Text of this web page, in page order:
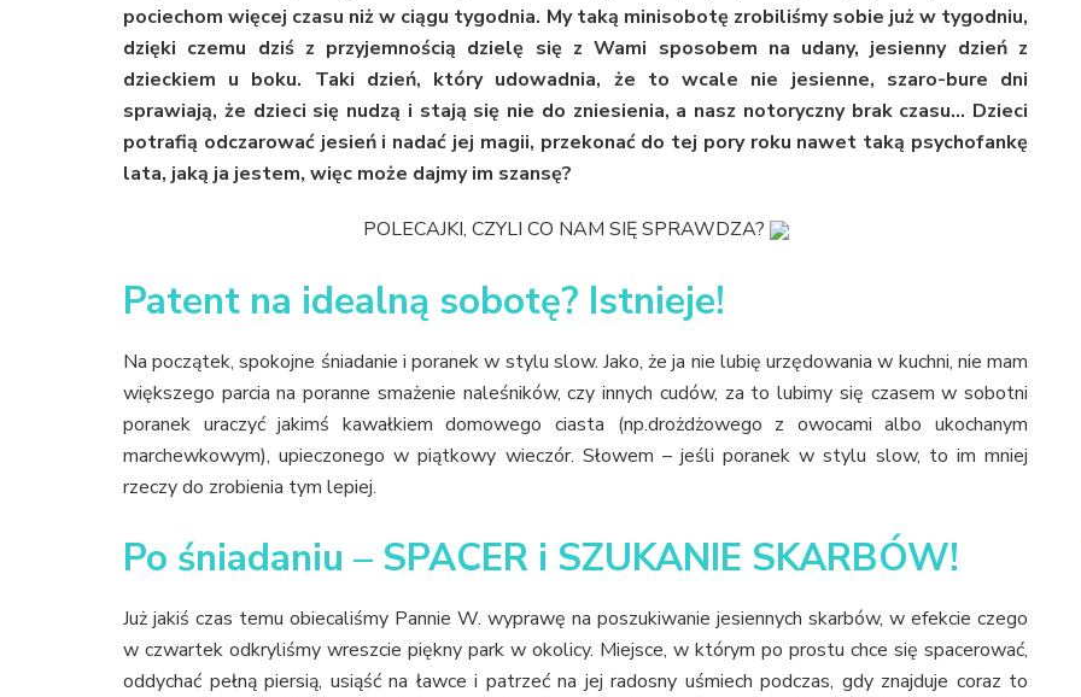
pociechom więcej czasu niż w ciągu tygodnia. My taką minisobotę zrobiliśmy sobie już w tygodniu,
dzięki czemu dziś z przyjemnością dzielę się z Wami sposobem na udany, jesienny dzień z
dzieckiem u boku. Taki dzień, który udowadnia, że to wcale nie jesienne, szaro-bure dni
sprawiają, że dzieci się nudzą i stają się nie do zniesienia, a nasz notoryczny brak czasu… Dzieci
potrafią odczarować jesień i nadać jej magii, przekonać do tej pory roku nawet taką psychofankę
lata, jaką ja jestem, więc może dajmy im szansę?
POLECAJKI, CZYLI CO NAM SIĘ SPRAWDZA?
Patent na idealną sobotę? Istnieje!
Na początek, spokojne śniadanie i poranek w stylu slow. Jako, że ja nie lubię urzędowania w kuchni, nie mam
większego parcia na poranne smażenie naleśników, czy innych cudów, za to lubimy się czasem w sobotni
poranek uraczyć jakimś kawałkiem domowego ciasta (np.drożdżowego z owocami albo ukochanym
marchewkowym), upieczonego w piątkowy wieczór. Słowem – jeśli poranek w stylu slow, to im mniej
rzeczy do zrobienia tym lepiej.
Po śniadaniu – SPACER i SZUKANIE SKARBÓW!
Już jakiś czas temu obiecaliśmy Pannie W. wyprawę na poszukiwanie jesiennych skarbów, w efekcie czego
w czwartek odkryliśmy wreszcie piękny park w okolicy. Miejsce, w którym po prostu chce się spacerować,
oddychać pełną piersią, usiąść na ławce i patrzeć na jej radosny uśmiech podczas, gdy znajduje coraz to